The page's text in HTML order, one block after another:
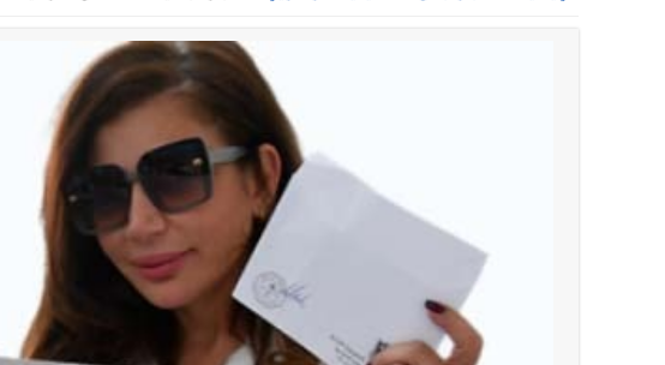
عمر مرجان يتصل برئيس النادي الرياضي مهنئا بإحراز البطولة
مؤسسة مياه لبنان الجنوبي : انخفاض التغذية بالمياه في
أخبار لبنان الزعتر الجنوبي يقاوم الحروب : تراثٌ الأجداد تصونه الأرض
أخبار لبنان